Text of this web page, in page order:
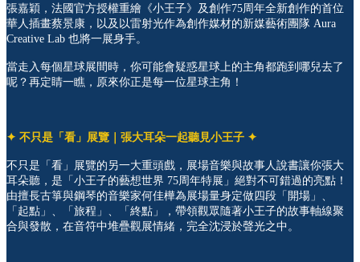
張嘉穎，法國官方授權重繪《小王子》及創作75周年全新創作的首位
華人插畫蔡景康，以及以雷射光作為創作媒材的新媒藝術團隊 Aura
Creative Lab 也將一展身手。
當走入每個星球展間時，你可能會疑惑星球上的主角都跑到哪兒去了
呢？再定睛一瞧，原來你正是每一位星球主角！
✦ 不只是「看」展覽｜張大耳朵一起聽見小王子 ✦
不只是「看」展覽的另一大重頭戲，展場音樂與故事人說書讓你張大
耳朵聽，是「小王子的藝想世界 75周年特展」絕對不可錯過的亮點！
由擅長古箏與鋼琴的音樂家何佳樺為展場量身定做四段「開場」、
「起點」、「旅程」、「終點」，帶領觀眾隨著小王子的故事軸線聚
合與發散，在音符中堆疊觀展情緒，完全沈浸於聲光之中。